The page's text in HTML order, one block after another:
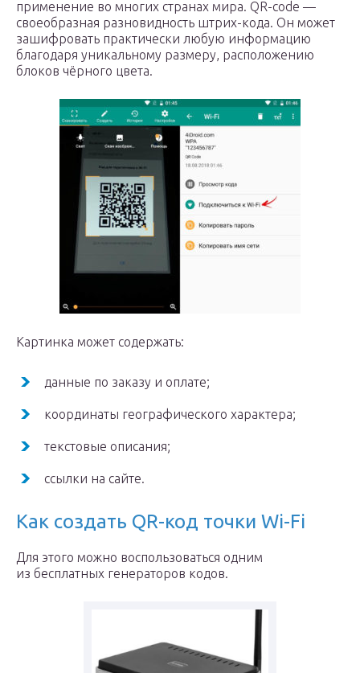
применение во многих странах мира. QR-code —
своеобразная разновидность штрих-кода. Он может
зашифровать практически любую информацию
благодаря уникальному размеру, расположению
блоков чёрного цвета.
Картинка может содержать:
данные по заказу и оплате;
координаты географического характера;
текстовые описания;
ссылки на сайте.
Как создать QR-код точки Wi-Fi
Для этого можно воспользоваться одним
из бесплатных генераторов кодов.